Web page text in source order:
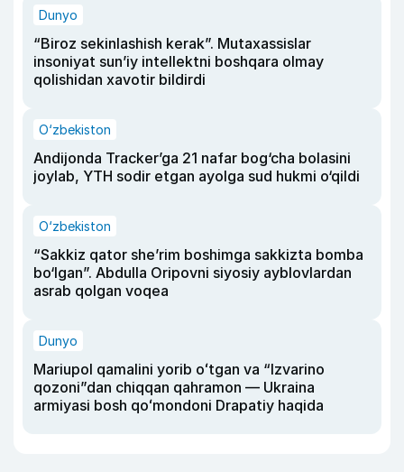
Dunyo
“Biroz sekinlashish kerak”. Mutaxassislar
insoniyat sun’iy intellektni boshqara olmay
qolishidan xavotir bildirdi
O‘zbekiston
Andijonda Tracker’ga 21 nafar bog‘cha bolasini
joylab, YTH sodir etgan ayolga sud hukmi o‘qildi
O‘zbekiston
“Sakkiz qator she’rim boshimga sakkizta bomba
bo‘lgan”. Abdulla Oripovni siyosiy ayblovlardan
asrab qolgan voqea
Dunyo
Mariupol qamalini yorib oʻtgan va “Izvarino
qozoni”dan chiqqan qahramon — Ukraina
armiyasi bosh qoʻmondoni Drapatiy haqida